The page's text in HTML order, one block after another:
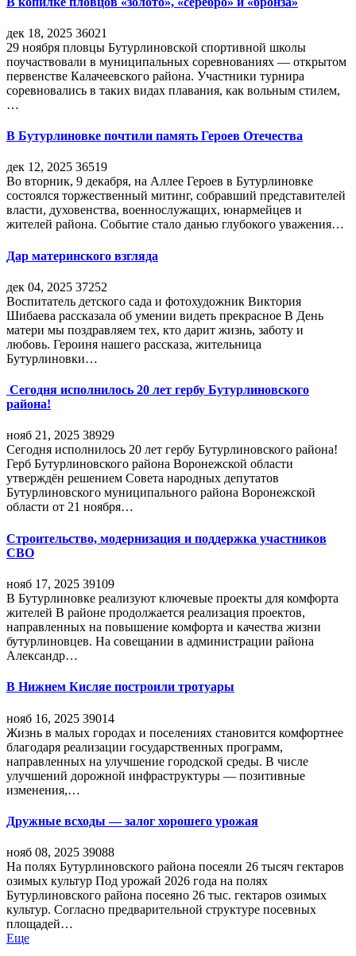
дек 18, 2025 36021
29 ноября пловцы Бутурлиновской спортивной школы
поучаствовали в муниципальных соревнованиях — открытом
первенстве Калачеевского района. Участники турнира
соревновались в таких видах плавания, как вольным стилем,
…
В Бутурлиновке почтили память Героев Отечества
дек 12, 2025 36519
Во вторник, 9 декабря, на Аллее Героев в Бутурлиновке
состоялся торжественный митинг, собравший представителей
власти, духовенства, военнослужащих, юнармейцев и
жителей района. Событие стало данью глубокого уважения…
Дар материнского взгляда
дек 04, 2025 37252
Воспитатель детского сада и фотохудожник Виктория
Шибаева рассказала об умении видеть прекрасное В День
матери мы поздравляем тех, кто дарит жизнь, заботу и
любовь. Героиня нашего рассказа, жительница
Бутурлиновки…
Сегодня исполнилось 20 лет гербу Бутурлиновского
района!
нояб 21, 2025 38929
Сегодня исполнилось 20 лет гербу Бутурлиновского района!
Герб Бутурлиновского района Воронежской области
утверждён решением Совета народных депутатов
Бутурлиновского муниципального района Воронежской
области от 21 ноября…
Строительство, модернизация и поддержка участников
СВО
нояб 17, 2025 39109
В Бутурлиновке реализуют ключевые проекты для комфорта
жителей В районе продолжается реализация проектов,
направленных на повышение комфорта и качества жизни
бутурлиновцев. На совещании в администрации района
Александр…
В Нижнем Кисляе построили тротуары
нояб 16, 2025 39014
Жизнь в малых городах и поселениях становится комфортнее
благодаря реализации государственных программ,
направленных на улучшение городской среды. В числе
улучшений дорожной инфраструктуры — позитивные
изменения,…
Дружные всходы — залог хорошего урожая
нояб 08, 2025 39088
На полях Бутурлиновского района посеяли 26 тысяч гектаров
озимых культур Под урожай 2026 года на полях
Бутурлиновского района посеяно 26 тыс. гектаров озимых
культур. Согласно предварительной структуре посевных
площадей…
Еще